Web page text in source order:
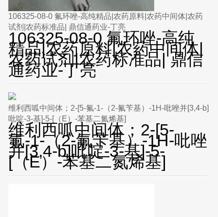
106325-08-0 氟环唑-高纯精品|农药原料|农药中间体|农药
试剂|农药标准品| 鼎信通药业-丁亮
106325-08-0 氟环唑-高纯
精品|农药原料|农药中间体|
农药试剂|农药标准品| 鼎信
通药业-丁亮
维利西呱中间体；2-[5-氟-1-（2-氟苄基）-1H-吡唑并[3,4-b]
吡啶-3-基]-5-[（E）-苯基二氮烯基]
维利西呱中间体；2-[5-
氟-1-（2-氟苄基）-1H-吡唑
并[3,4-b]吡啶-3-基]-5-
[（E）-苯基二氮烯基]